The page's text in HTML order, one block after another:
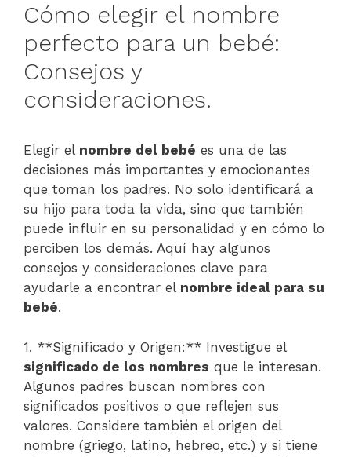
Cómo elegir el nombre
perfecto para un bebé:
Consejos y
consideraciones.
Elegir el nombre del bebé es una de las
decisiones más importantes y emocionantes
que toman los padres. No solo identificará a
su hijo para toda la vida, sino que también
puede influir en su personalidad y en cómo lo
perciben los demás. Aquí hay algunos
consejos y consideraciones clave para
ayudarle a encontrar el nombre ideal para su
bebé.
1. **Significado y Origen:** Investigue el
significado de los nombres que le interesan.
Algunos padres buscan nombres con
significados positivos o que reflejen sus
valores. Considere también el origen del
nombre (griego, latino, hebreo, etc.) y si tiene